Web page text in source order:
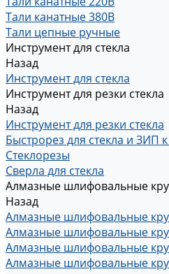
Тали канатные 380В
Тали цепные ручные
Инструмент для стекла
Назад
Инструмент для стекла
Инструмент для резки стекла
Назад
Инструмент для резки стекла
Быстрорез для стекла и ЗИП
Стеклорезы
Сверла для стекла
Алмазные шлифовальные
Назад
Алмазные шлифовальные
Алмазные шлифовальные
Алмазные шлифовальные
Алмазные шлифовальные